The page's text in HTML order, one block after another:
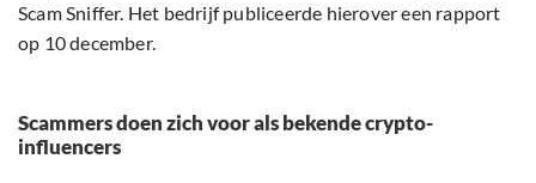
Scam Sniffer. Het bedrijf publiceerde hierover een rapport
op 10 december.
Scammers doen zich voor als bekende crypto-
influencers